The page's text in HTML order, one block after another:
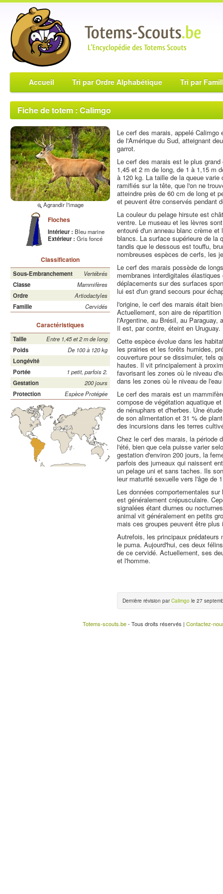
Accueil Tri par Ordre Alphabétique Tri par
Fiche de totem : Calimgo
Agrandir l'image
Floches
Intérieur : Bleu marine
Extérieur : Gris foncé
Classification
Sous-Embranchement
Vertébrés
Classe
Mammifères
Ordre
Artiodactyles
Famille
Cervidés
Caractéristiques
Taille
Entre 1,45 et 2 m de long
Poids
De 100 à 120 kg
Longévité
Portée
1 petit, parfois 2.
Gestation
200 jours
Protection
Espèce Protégée
Le cerf des marais, appelé
de l'Amérique du Sud, atteignant
garrot.
Le cerf des marais est le plus
1,45 et 2 m de long, de 1 à 1,15 m
à 120 kg. La taille de la queue
ramifiés sur la tête, que l'on ne
atteindre près de 60 cm de long et
et peuvent être conservés pendant
La couleur du pelage hirsute est
ventre. Le museau et les lèvres
entouré d'un anneau blanc crème
blancs. La surface supérieure de la
tandis que le dessous est touffu,
nombreuses espèces de cerfs, les
Le cerf des marais possède de
membranes interdigitales
déplacements sur des surfaces
lui est d'un grand secours pour
l'origine, le cerf des marais était
Actuellement, son aire de
l'Argentine, au Brésil, au Paraguay,
Il est, par contre, éteint en Uruguay.
Cette espèce évolue dans les
les prairies et les forêts humides,
couverture pour se dissimuler, tels
hautes. Il vit principalement à
favorisant les zones où le niveau
dans les zones où le niveau de
Le cerf des marais est un
compose de végétation aquatique
de nénuphars et d'herbes. Une
de son alimentation et 31 % de
des incursions dans les terres
Chez le cerf des marais, la période
l'été, bien que cela puisse varier
gestation d'environ 200 jours, la
parfois des jumeaux qui naissent
un pelage uni et sans taches. Ils
leur maturité sexuelle vers l'âge de
Les données comportementales
est généralement crépusculaire.
signalées étant diurnes ou
animal vit généralement en petits
mais ces groupes peuvent être
Autrefois, les principaux
le puma. Aujourd'hui, ces deux
de ce cervidé. Actuellement, ses
et l'homme.
Dernière révision parCalimgo le 27
Totems-scouts.be- Tous droits réservés | Contactez-